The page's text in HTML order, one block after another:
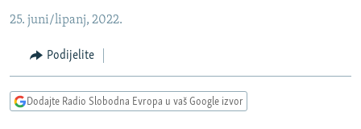
glavnu
navigaciju
Pređite
na
pretragu
CRNA GORA
VIZUELNO
RAT U UKRAJINI
25. juni/lipanj, 2022.
Podijelite
Dodajte Radio Slobodna Evropa u vaš Google izvor